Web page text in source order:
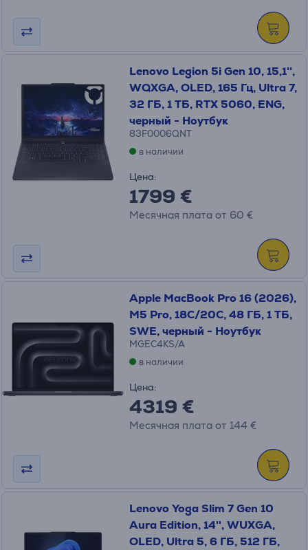
Lenovo Legion 5i Gen 10, 15,1'',
WQXGA, OLED, 165 Гц, Ultra 7,
32 ГБ, 1 ТБ, RTX 5060, ENG,
черный - Ноутбук
83F0006QNT
в наличии
Цена:
1799 €
Месячная плата от 60 €
Apple MacBook Pro 16 (2026),
M5 Pro, 18C/20C, 48 ГБ, 1 ТБ,
SWE, черный - Ноутбук
MGEC4KS/A
в наличии
Цена:
4319 €
Месячная плата от 144 €
Lenovo Yoga Slim 7 Gen 10
Aura Edition, 14'', WUXGA,
OLED, Ultra 5, 6 ГБ, 512 ГБ,